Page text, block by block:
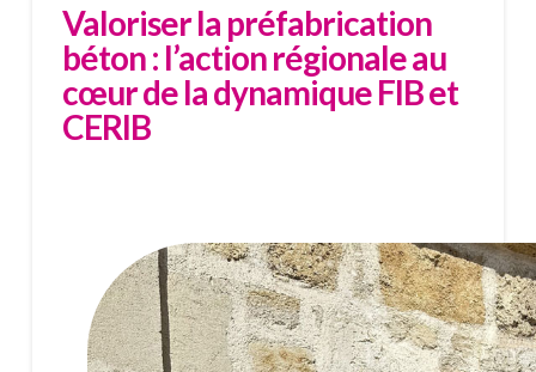
Valoriser la préfabrication
béton : l’action régionale au
cœur de la dynamique FIB et
CERIB